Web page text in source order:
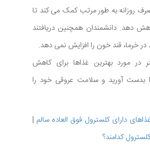
روزانه به طور مرتب کمک می کند تا
دهد. دانشمندان همچنین دریافتند
خرما، قند خون را افزایش نمی دهد.
در مورد بهترین غذاها برای کاهش
بدست آورید و سلامت عروقی خود را
غذاهای دارای کلسترول فوق العاده سالم |
کدامند؟